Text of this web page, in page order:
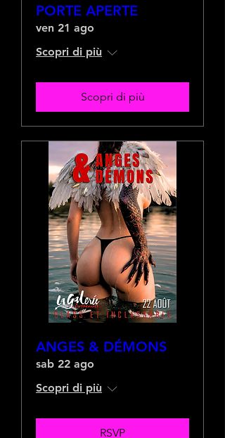
PORTE APERTE
ven 21 ago
Scopri di più
Scopri di più
ANGES & DÉMONS
sab 22 ago
Scopri di più
RSVP